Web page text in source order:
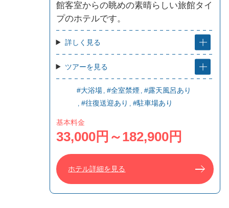
館客室からの眺めの素晴らしい旅館タイ
プのホテルです。
詳しく見る
ツアーを見る
#大浴場 #全室禁煙 #露天風呂あり
#往復送迎あり
#駐車場あり
基本料金
33,000円～182,900円
ホテル詳細を見る